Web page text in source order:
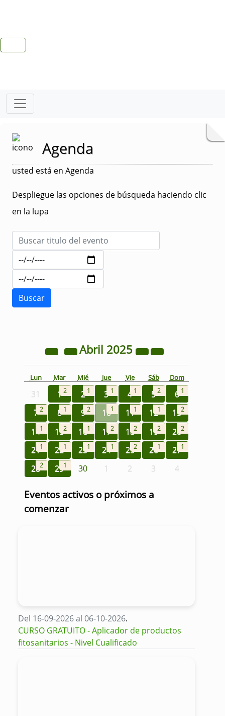
Agenda
usted está en Agenda
Despliegue las opciones de búsqueda haciendo clic
en la lupa
Abril 2025
Lun Mar Mié Jue Vie Sáb Dom
31 12 2 1 3 1 4 1 52 6 1
72 8 1 92 101 111 121 132
141 152 161 172 182 192 202
211 221 231 241 252 261 271
282 291 30 1 2 3 4
Eventos activos o próximos a
comenzar
Del 16-09-2026 al 06-10-2026.
CURSO GRATUITO - Aplicador de productos
fitosanitarios - Nivel Cualificado